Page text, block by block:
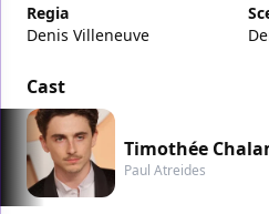
Regia
Denis Villeneuve
Cast
Timothée
Paul Atreides